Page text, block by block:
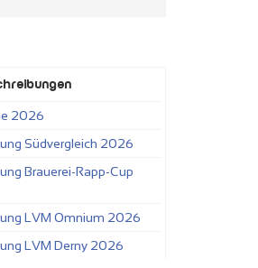
2026
Südvergleich 2026
Brauerei-Rapp-Cup
LVM Omnium 2026
LVM Derny 2026